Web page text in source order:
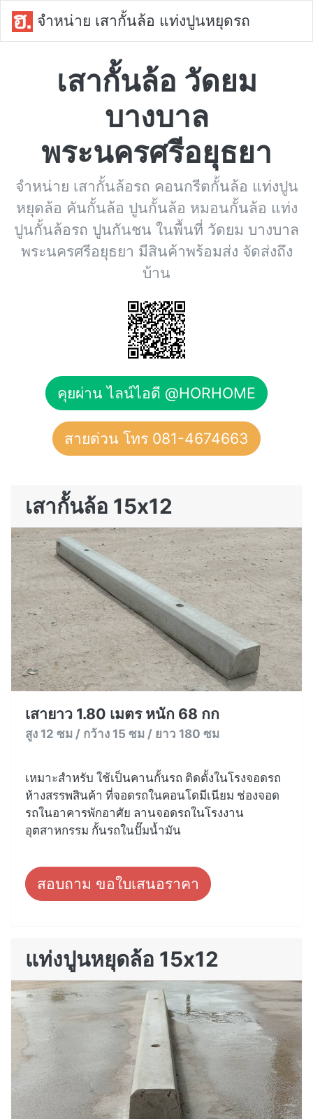
จำหน่าย เสากั้นล้อ แท่งปูนหยุดรถ
เสากั้นล้อ วัดยม
บางบาล
พระนครศรีอยุธยา
จำหน่าย เสากั้นล้อรถ คอนกรีตกั้นล้อ แท่งปูน
หยุดล้อ คันกั้นล้อ ปูนกั้นล้อ หมอนกั้นล้อ แท่ง
ปูนกั้นล้อรถ ปูนกันชน ในพื้นที่ วัดยม บางบาล
พระนครศรีอยุธยา มีสินค้าพร้อมส่ง จัดส่งถึง
บ้าน
คุยผ่าน ไลน์ไอดี @HORHOME
สายด่วน โทร 081-4674663
เสากั้นล้อ 15x12
เสายาว 1.80 เมตร หนัก 68 กก
สูง 12 ซม / กว้าง 15 ซม / ยาว 180 ซม
เหมาะสำหรับ ใช้เป็นคานกั้นรถ ติดตั้งในโรงจอดรถ
ห้างสรรพสินค้า ที่จอดรถในคอนโดมีเนียม ช่องจอด
รถในอาคารพักอาศัย ลานจอดรถในโรงงาน
อุตสาหกรรม กั้นรถในปั๊มน้ำมัน
สอบถาม ขอใบเสนอราคา
แท่งปูนหยุดล้อ 15x12